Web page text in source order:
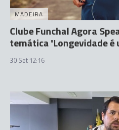
MADEIRA
Clube Funchal Agora
temática 'Longevidade é
30 Set 12:16